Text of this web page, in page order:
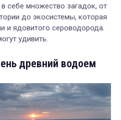
себе множество загадок, от
до экосистемы, которая
и ядовитого сероводорода.
удивить.
древний водоем